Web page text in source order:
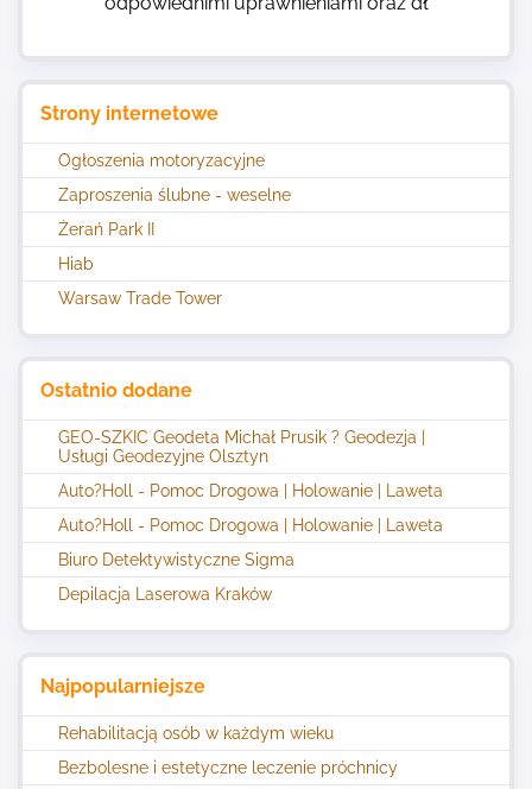
Strony internetowe
Ogłoszenia motoryzacyjne
Zaproszenia ślubne - weselne
Żerań Park II
Hiab
Warsaw Trade Tower
Ostatnio dodane
GEO-SZKIC Geodeta Michał Prusik ? Geodezja |
Usługi Geodezyjne Olsztyn
Auto?Holl - Pomoc Drogowa | Holowanie | Laweta
Auto?Holl - Pomoc Drogowa | Holowanie | Laweta
Biuro Detektywistyczne Sigma
Depilacja Laserowa Kraków
Najpopularniejsze
Rehabilitacją osób w każdym wieku
Bezbolesne i estetyczne leczenie próchnicy